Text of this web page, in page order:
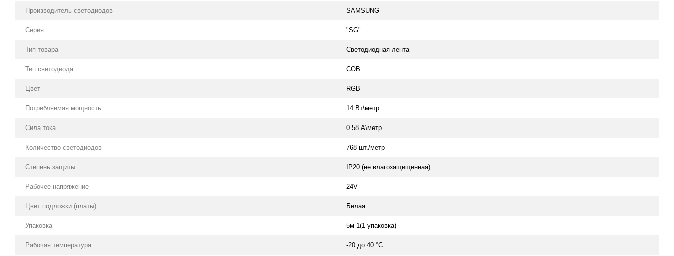
Экономия до 90% электроэнергии
Простота монтажа
Доступная стоимость
Производитель светодиодов SAMSUNG
Серия "SG"
Тип товара Светодиодная лента
Тип светодиода COB
Цвет RGB
Потребляемая мощность 14 Вт\метр
Сила тока 0.58 А\метр
Количество светодиодов 768 шт./метр
Степень защиты IP20 (не влагозащищенная)
Рабочее напряжение 24V
Цвет подложки (платы) Белая
Упаковка 5м 1(1 упаковка)
Рабочая температура -20 до 40 °C